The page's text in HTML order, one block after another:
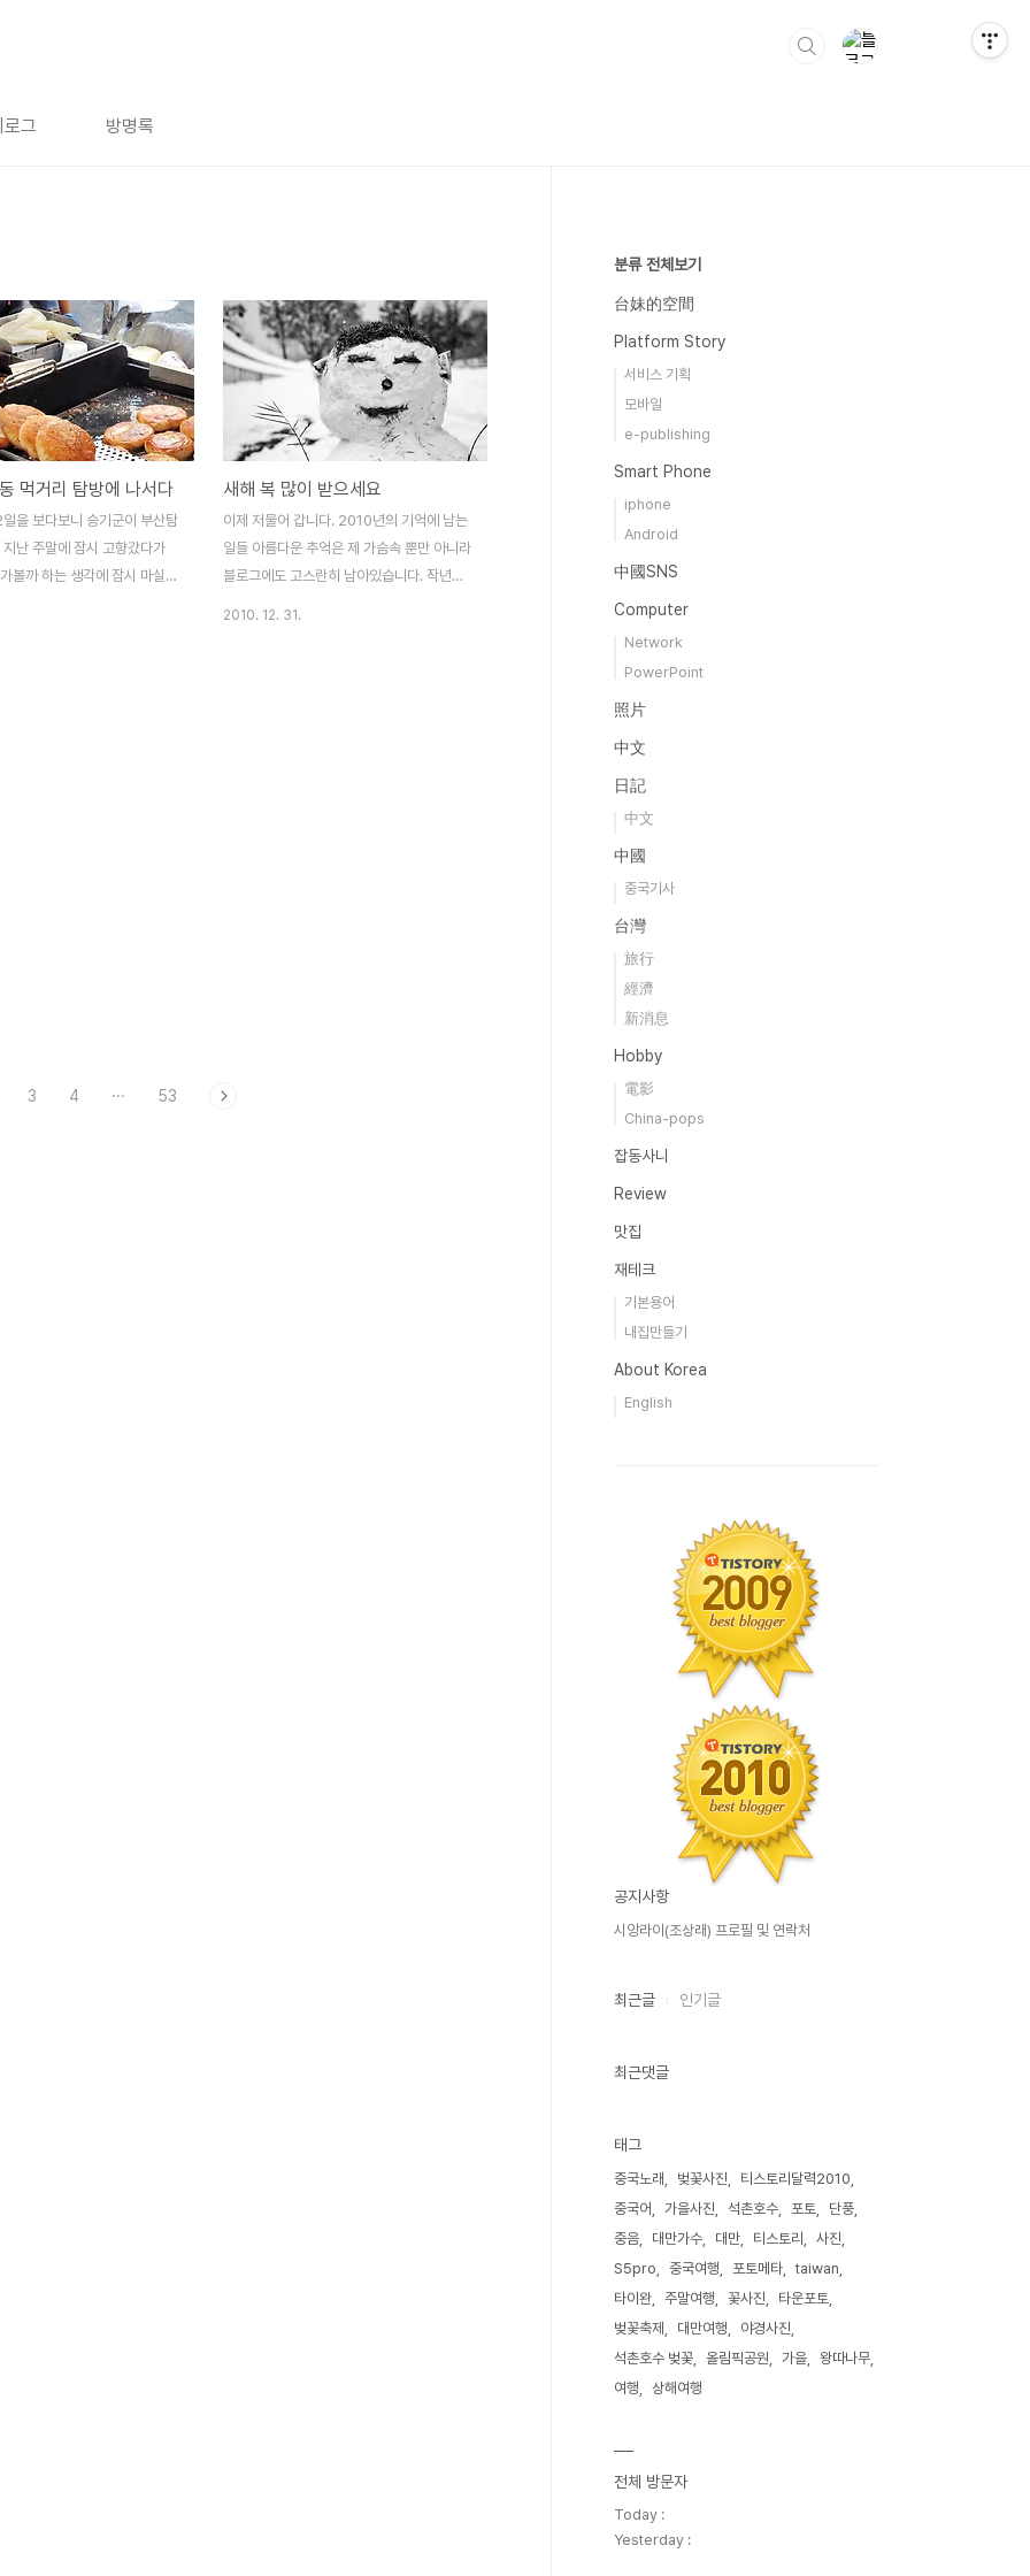
로그 방명록
먹거리 탐방에 나서다
을 보다보니 승기군이 부산탐
지난 주말에 잠시 고향갔다가
볼까 하는 생각에 잠시 마실
새해 복 많이 받으세요
이제 저물어 갑니다. 2010년의 기억에 남는
일들 아름다운 추억은 제 가슴속 뿐만 아니라
블로그에도 고스란히 남아있습니다. 작년에
2010. 12. 31.
3 4 ··· 53
분류 전체보기
台妹的空間
Platform Story
서비스 기획
모바일
e-publishing
Smart Phone
iphone
Android
中國SNS
Computer
Network
PowerPoint
照片
中文
日記
中文
中國
중국기사
台灣
旅行
經濟
新消息
Hobby
電影
China-pops
잡동사니
Review
맛집
재테크
기본용어
내집만들기
About Korea
English
공지사항
시앙라이(조상래) 프로필 및 연락처
최근글 인기글
최근댓글
태그
중국노래 벚꽃사진
티스토리달력2010
중국어
가을사진 석촌호수 포토
단풍
중음
대만가수 대만 티스토리
사진
S5pro
중국여행 포토메타
taiwan
타이완
주말여행 꽃사진
타운포토
벚꽃축제
대만여행
야경사진
석촌호수 벚꽃
올림픽공원 가을
왕따나무
여행
상해여행
전체 방문자
Today :
Yesterday :